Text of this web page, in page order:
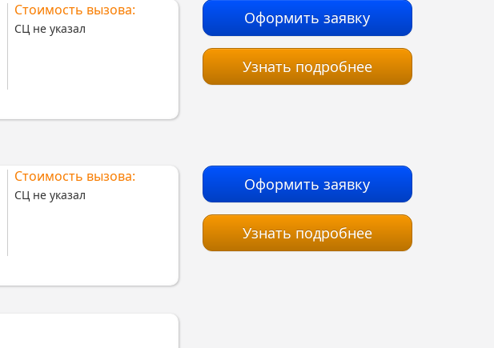
Стоимость вызова:
СЦ не указал
Оформить заявку
Узнать подробнее
Стоимость вызова:
СЦ не указал
Оформить заявку
Узнать подробнее